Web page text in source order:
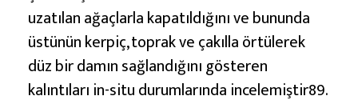
uzatılan ağaçlarla kapatıldığını ve bununda
üstünün kerpiç, toprak ve çakılla örtülerek
düz bir damın sağlandığını gösteren
kalıntıları in-situ durumlarında incelemiştir89.